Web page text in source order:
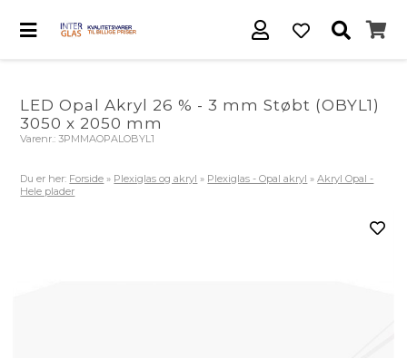
LED Opal Akryl 26 % - 3 mm Støbt (OBYL1)
3050 x 2050 mm
Varenr.:3PMMAOPALOBYL1
Du er her: Forside » Plexiglas og akryl » Plexiglas - Opal akryl »Akryl Opal -
Hele plader